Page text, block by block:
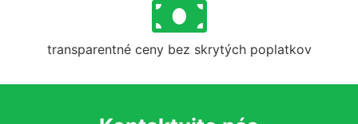
transparentné ceny bez skrytých poplatkov